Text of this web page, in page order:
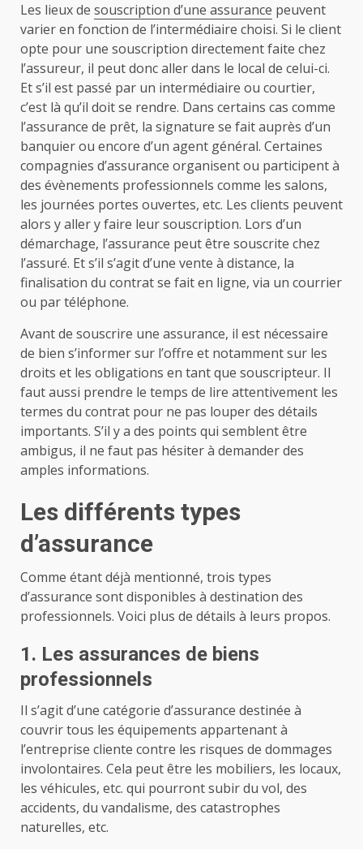
Les lieux de souscription d’une assurance peuvent
varier en fonction de l’intermédiaire choisi. Si le client
opte pour une souscription directement faite chez
l’assureur, il peut donc aller dans le local de celui-ci.
Et s’il est passé par un intermédiaire ou courtier,
c’est là qu’il doit se rendre. Dans certains cas comme
l’assurance de prêt, la signature se fait auprès d’un
banquier ou encore d’un agent général. Certaines
compagnies d’assurance organisent ou participent à
des évènements professionnels comme les salons,
les journées portes ouvertes, etc. Les clients peuvent
alors y aller y faire leur souscription. Lors d’un
démarchage, l’assurance peut être souscrite chez
l’assuré. Et s’il s’agit d’une vente à distance, la
finalisation du contrat se fait en ligne, via un courrier
ou par téléphone.
Avant de souscrire une assurance, il est nécessaire
de bien s’informer sur l’offre et notamment sur les
droits et les obligations en tant que souscripteur. Il
faut aussi prendre le temps de lire attentivement les
termes du contrat pour ne pas louper des détails
importants. S’il y a des points qui semblent être
ambigus, il ne faut pas hésiter à demander des
amples informations.
Les différents types
d’assurance
Comme étant déjà mentionné, trois types
d’assurance sont disponibles à destination des
professionnels. Voici plus de détails à leurs propos.
1. Les assurances de biens
professionnels
Il s’agit d’une catégorie d’assurance destinée à
couvrir tous les équipements appartenant à
l’entreprise cliente contre les risques de dommages
involontaires. Cela peut être les mobiliers, les locaux,
les véhicules, etc. qui pourront subir du vol, des
accidents, du vandalisme, des catastrophes
naturelles, etc.